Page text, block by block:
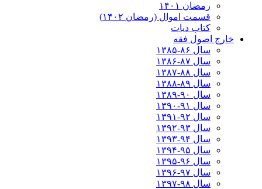
رمضان ۱۴۰۱
قسمت اموال (رمضان ۱۴۰۲)
کتاب دیات
خارج اصول فقه
سال ۸۶-۱۳۸۵
سال ۸۷-۱۳۸۶
سال ۸۸-۱۳۸۷
سال ۸۹-۱۳۸۸
سال ۹۰-۱۳۸۹
سال ۹۱-۱۳۹۰
سال ۹۲-۱۳۹۱
سال ۹۳-۱۳۹۲
سال ۹۴-۱۳۹۳
سال ۹۵-۱۳۹۴
سال ۹۶-۱۳۹۵
سال ۹۷-۱۳۹۶
سال ۹۸-۱۳۹۷